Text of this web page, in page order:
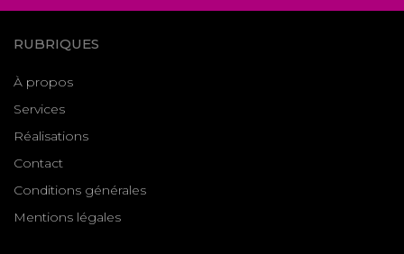
RUBRIQUES
À propos
Services
Réalisations
Contact
Conditions générales
Mentions légales